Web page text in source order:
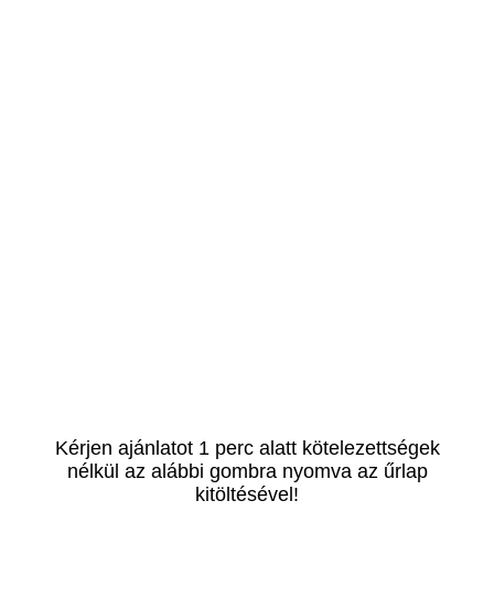
Kérjen ajánlatot 1 perc alatt kötelezettségek
nélkül az alábbi gombra nyomva az űrlap
kitöltésével!